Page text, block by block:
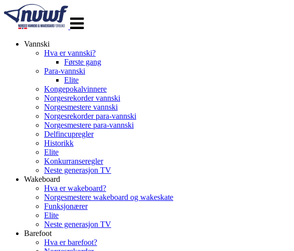
navigasjon
Vannski
Hva er vannski?
Første gang
Para-vannski
Elite
Kongepokalvinnere
Norgesrekorder vannski
Norgesmestere vannski
Norgesrekorder para-vannski
Norgesmestere para-vannski
Delfincupregler
Historikk
Elite
Konkurranseregler
Neste generasjon TV
Wakeboard
Hva er wakeboard?
Norgesmestere wakeboard og wakeskate
Funksjonærer
Elite
Neste generasjon TV
Barefoot
Hva er barefoot?